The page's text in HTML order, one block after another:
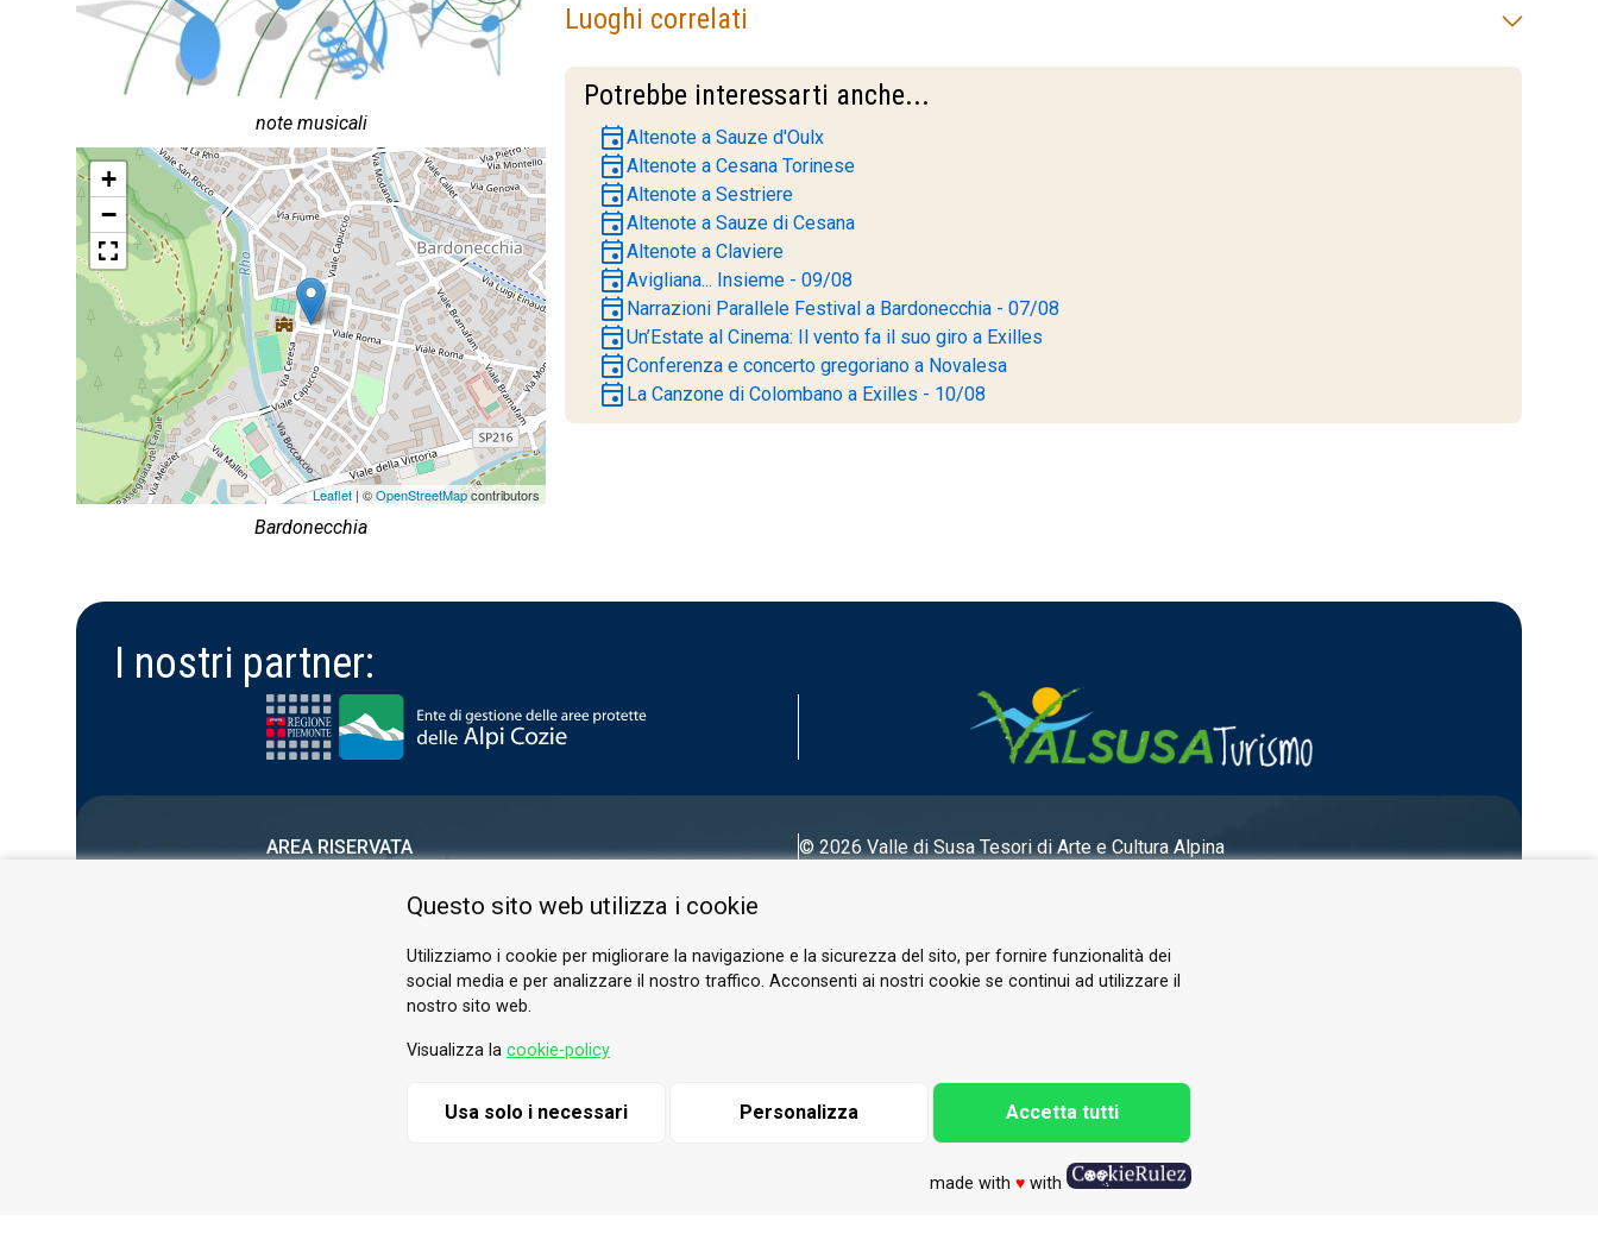
note musicali
+
−
Leaflet| ©OpenStreetMapcontributors
Bardonecchia
Luoghi correlati
Potrebbe interessarti anche...
eventAltenote a Sauze d'Oulx
eventAltenote a Cesana Torinese
eventAltenote a Sestriere
eventAltenote a Sauze di Cesana
eventAltenote a Claviere
eventAvigliana... Insieme - 09/08
event Narrazioni Parallele Festival a Bardonecchia - 07/08
eventUn’Estate al Cinema: Il vento fa il suo giro a Exilles
eventConferenza e concerto gregoriano a Novalesa
event La Canzone di Colombano a Exilles - 10/08
I nostri partner:
AREA RISERVATA
© 2026 Valle di SusaTesori di Arte e Cultura Alpina
Questo sito web utilizza i cookie
Utilizziamo i cookie per migliorare la navigazione e la sicurezza del sito, per fornire funzionalità dei
social media e per analizzare il nostro traffico. Acconsenti ai nostri cookie se continui ad utilizzare il
nostro sito web.
Visualizza la cookie-policy
Usa solo i necessari Personalizza Accetta tutti
made with ♥with